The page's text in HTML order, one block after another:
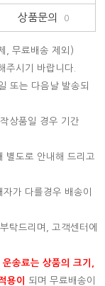
상품문의 0
, 무료배송 제외)
주시기 바랍니다.
또는 다음날 발송되
상품일 경우 기간
별도로 안내해 드리고
가 다를경우 배송이
탁드리며, 고객센터에
운송료는 상품의 크기,
용이
되며 무료배송이